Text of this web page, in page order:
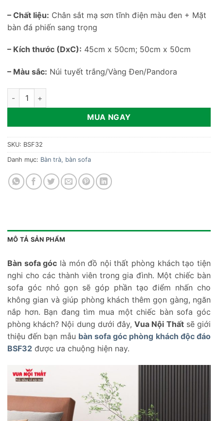
– Chất liệu: Chân sắt mạ sơn tĩnh điện màu đen + Mặt
bàn đá phiến sang trọng
– Kích thước (DxC): 45cm x 50cm; 50cm x 50cm
– Màu sắc: Núi tuyết trắng/Vàng Đen/Pandora
Bàn sofa góc phòng khách độc đáo BSF32 số lượng
MUA NGAY
SKU: BSF32
Danh mục: Bàn trà, bàn sofa
MÔ TẢ SẢN PHẨM
Bàn sofa góc là món đồ nội thất phòng khách tạo tiện
nghi cho các thành viên trong gia đình. Một chiếc bàn
sofa góc nhỏ gọn sẽ góp phần tạo điểm nhấn cho
không gian và giúp phòng khách thêm gọn gàng, ngăn
nắp hơn. Bạn đang tìm mua một chiếc bàn sofa góc
phòng khách? Nội dung dưới đây,Vua Nội Thấtsẽ giới
thiệu đến bạn mẫu bàn sofa góc phòng khách độc đáo
BSF32 được ưa chuộng hiện nay.